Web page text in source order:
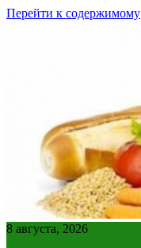
Перейти к содержимому
8 августа, 2026